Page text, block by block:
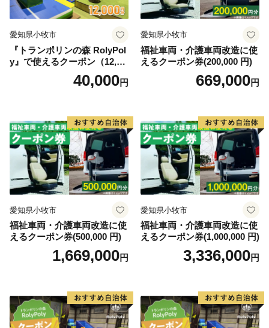
の再発見をし、魅力を楽しむとともに、今後の新しい糸
満市にご注目ください。
愛知県小牧市
『トランポリンの森 RolyPol
y』で使えるクーポン（12,00
40,000円
愛知県小牧市
福祉車両・介護車両改造に使
えるクーポン券(200,000 円)
669,000円
愛知県小牧市
福祉車両・介護車両改造に使
えるクーポン券(500,000 円)
1,669,000円
愛知県小牧市
福祉車両・介護車両改造に使
えるクーポン券(1,000,000 円)
3,336,000円